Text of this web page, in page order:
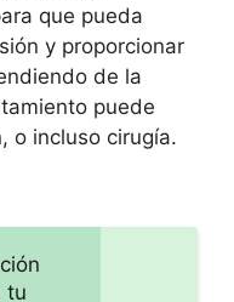
que pueda
y proporcionar
de la
puede
o incluso cirugía.
tu